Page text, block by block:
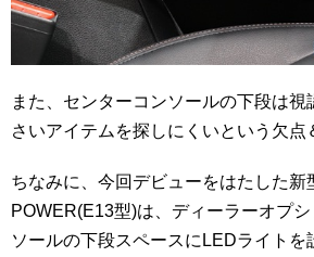
また、センターコンソールの下段は
さいアイテムを探しにくいという欠点
ちなみに、今回デビューをはたした新
POWER(E13型)は、ディーラーオプ
ソールの下段スペースにLEDライトを